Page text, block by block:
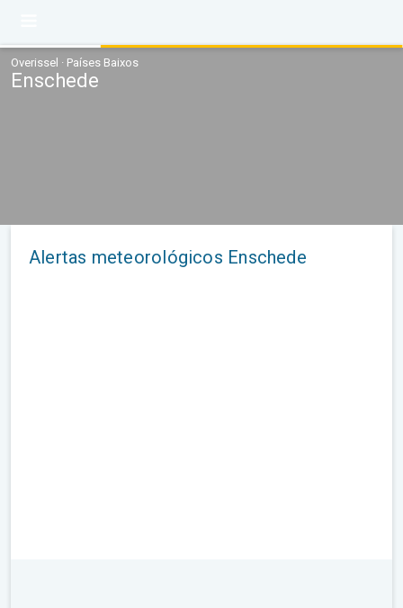
Overissel · Países Baixos
Enschede
Alertas meteorológicos Enschede